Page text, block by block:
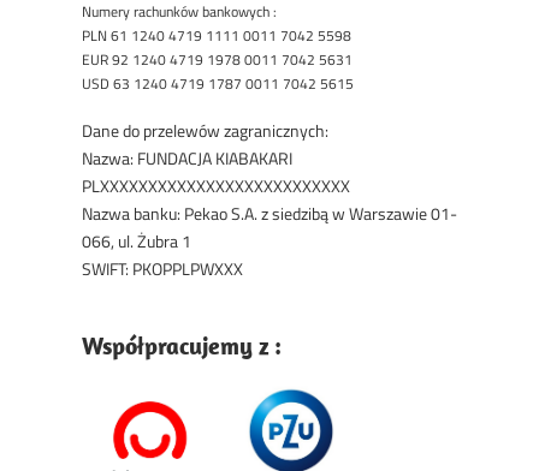
Numery rachunków bankowych :
PLN 61 1240 4719 1111 0011 7042 5598
EUR 92 1240 4719 1978 0011 7042 5631
USD 63 1240 4719 1787 0011 7042 5615
Dane do przelewów zagranicznych:
Nazwa: FUNDACJA KIABAKARI
PLXXXXXXXXXXXXXXXXXXXXXXXXXX
Nazwa banku: Pekao S.A. z siedzibą w Warszawie 01-
066, ul. Żubra 1
SWIFT: PKOPPLPWXXX
Współpracujemy z :